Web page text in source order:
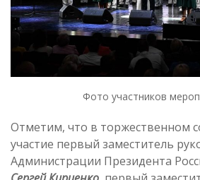
Фото участников
Отметим, что в торжественном
участие первый заместитель
Администрации Президента